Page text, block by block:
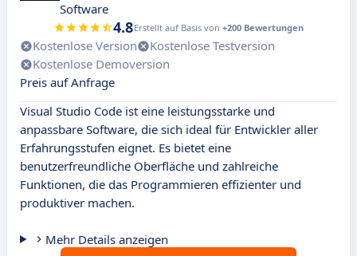
Software
4.8Erstellt auf Basis von +200 Bewertungen
Kostenlose Version
Kostenlose Testversion
Kostenlose Demoversion
Preis auf Anfrage
Visual Studio Code ist eine leistungsstarke und
anpassbare Software, die sich ideal für Entwickler aller
Erfahrungsstufen eignet. Es bietet eine
benutzerfreundliche Oberfläche und zahlreiche
Funktionen, die das Programmieren effizienter und
produktiver machen.
Mehr Details anzeigen